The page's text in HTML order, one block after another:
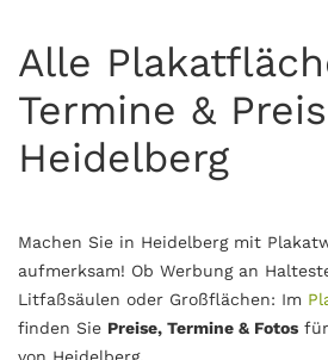
Alle
Termine &
Heidelberg
Machen Sie in Heidelberg mit
aufmerksam! Ob Werbung an
Litfaßsäulen oder Großflächen: Im
finden Sie Preise, Termine & Fotos